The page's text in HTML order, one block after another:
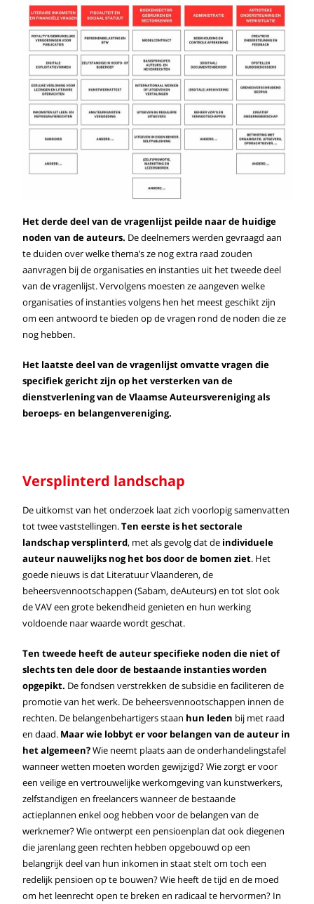
Het derde deel van de vragenlijst peilde naar de huidige
noden van de auteurs. De deelnemers werden gevraagd aan
te duiden over welke thema’s ze nog extra raad zouden
aanvragen bij de organisaties en instanties uit het tweede deel
van de vragenlijst. Vervolgens moesten ze aangeven welke
organisaties of instanties volgens hen het meest geschikt zijn
om een antwoord te bieden op de vragen rond de noden die ze
nog hebben.
Het laatste deel van de vragenlijst omvatte vragen die
specifiek gericht zijn op het versterken van de
dienstverlening van de Vlaamse Auteursvereniging als
beroeps- en belangenvereniging.
Versplinterd landschap
De uitkomst van het onderzoek laat zich voorlopig samenvatten
tot twee vaststellingen.Ten eerste is hetsectorale
landschap versplinterd, met als gevolg dat de individuele
auteur nauwelijks nog het bos door de bomen ziet. Het
goede nieuws is dat Literatuur Vlaanderen, de
beheersvennootschappen (Sabam, deAuteurs) en tot slot ook
de VAV een grote bekendheid genieten en hun werking
voldoende naar waarde wordt geschat.
Ten tweede heeft de auteur specifieke noden die niet of
slechts ten dele door de bestaande instanties worden
opgepikt. De fondsen verstrekken de subsidie en faciliteren de
promotie van het werk. De beheersvennootschappen innen de
rechten. De belangenbehartigers staan hun leden bij met raad
en daad. Maar wie lobbyt er voor belangen van de auteur in
het algemeen?Wie neemt plaats aan de onderhandelingstafel
wanneer wetten moeten worden gewijzigd? Wie zorgt er voor
een veilige en vertrouwelijke werkomgeving van kunstwerkers,
zelfstandigen en freelancers wanneer de bestaande
actieplannen enkel oog hebben voor de belangen van de
werknemer? Wie ontwerpt een pensioenplan dat ook diegenen
die jarenlang geen rechten hebben opgebouwd op een
belangrijk deel van hun inkomen in staat stelt om toch een
redelijk pensioen op te bouwen? Wie heeft de tijd en de moed
om het leenrecht open te breken en radicaal te hervormen? In